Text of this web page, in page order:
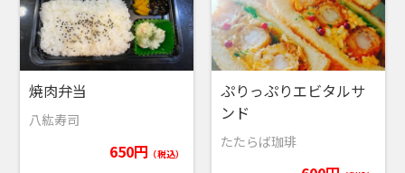
焼肉弁当
八紘寿司
650円 （税込）
ぷりっぷりエビタルサ
ンド
たたらば珈琲